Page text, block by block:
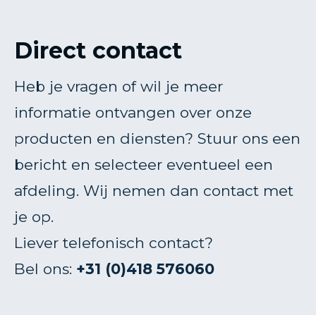
Direct contact
Heb je vragen of wil je meer
informatie ontvangen over onze
producten en diensten? Stuur ons een
bericht en selecteer eventueel een
afdeling. Wij nemen dan contact met
je op.
Liever telefonisch contact?
Bel ons: +31 (0)418 576060